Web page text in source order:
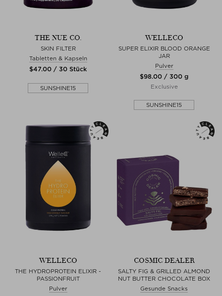
THE NUE CO.
SKIN FILTER
Tabletten & Kapseln
$‌47.00 / 30 Stück
SUNSHINE15
WELLECO
SUPER ELIXIR BLOOD ORANGE
JAR
Pulver
$‌98.00 / 300 g
Exclusive
SUNSHINE15
WELLECO
THE HYDROPROTEIN ELIXIR -
PASSIONFRUIT
Pulver
COSMIC DEALER
SALTY FIG & GRILLED ALMOND
NUT BUTTER CHOCOLATE BOX
Gesunde Snacks